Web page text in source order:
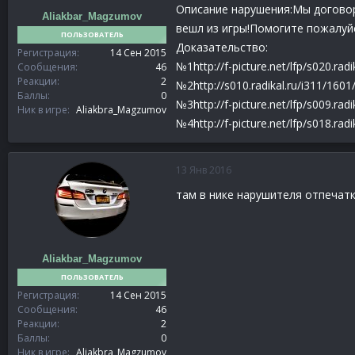
Aliakbar_Magzumov
ПОЛЬЗОВАТЕЛЬ
Регистрация
14 Сен 2015
Сообщения
46
Реакции
2
Баллы
0
Ник в игре
Aliakbra_Magzumov
Описание нарушения:Мы
вешл из игры!Помогите
Доказательство:
№1http://f-picture.net/lfp/
№2http://s010.radikal.ru/i311/
№3http://f-picture.net/lfp/
№4http://f-picture.net/lfp/
Aliakbar_Magzumov
ПОЛЬЗОВАТЕЛЬ
Регистрация
14 Сен 2015
Сообщения
46
Реакции
2
Баллы
0
Ник в игре
Aliakbra_Magzumov
13 Янв 2016
там в нике нарушителя